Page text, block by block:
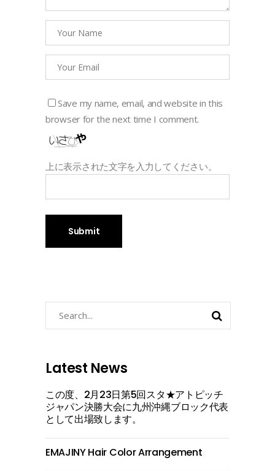
Save my name, email, and website in this
browser for the next time I comment.
上に表示された文字を入力してください。
Latest News
この度、2月23日第5回スタ★アトピッチ
ジャパン決勝大会に九州沖縄ブロック代表
として出場致します。
EMAJINY Hair Color Arrangement